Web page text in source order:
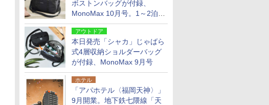
ボストンバッグが付録、
MonoMax 10月号。1～2泊の
荷物、キャリーオンも可能
アウトドア
本日発売「シャカ」じゃばら
式4層収納ショルダーバッグ
が付録、MonoMax 9月号
ホテル
「アパホテル〈福岡天神〉」
9月開業。地下鉄七隈線「天